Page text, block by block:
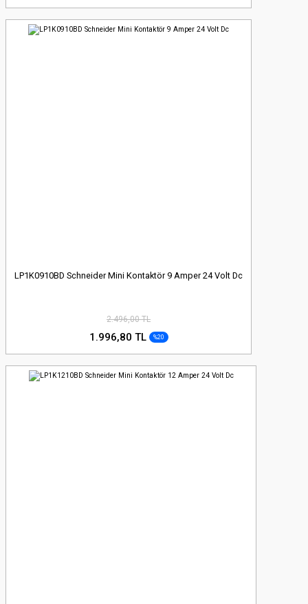
LP1K0910BD Schneider Mini Kontaktör 9 Amper 24 Volt Dc
2.496,00 TL
1.996,80 TL %20